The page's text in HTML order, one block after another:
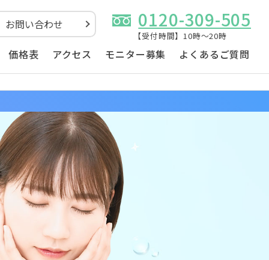
お問い合わせ 0120-309-505
【受付時間】10時～20時
価格表 アクセス モニター募集 よくあるご質問